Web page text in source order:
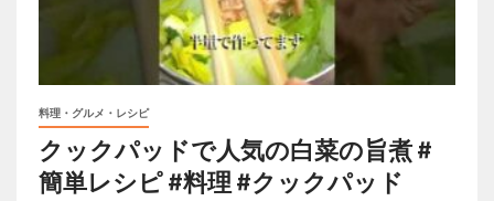
料理・グルメ・レシピ
クックパッドで人気の白菜の旨煮 #
簡単レシピ #料理 #クックパッド